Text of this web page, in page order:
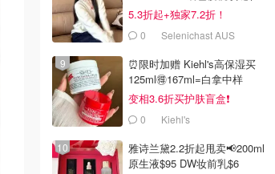
5.3折起+独家7.2折！
0 Selenichast AUS
⏰️限时加赠 Kiehl's高保湿买
125ml🉐167ml=白拿中样
变相3.6折买护肤盲盒❗️
0 Kiehl's
雅诗兰黛2.2折起甩卖📢200ml
原生液$95 DW妆前乳$6